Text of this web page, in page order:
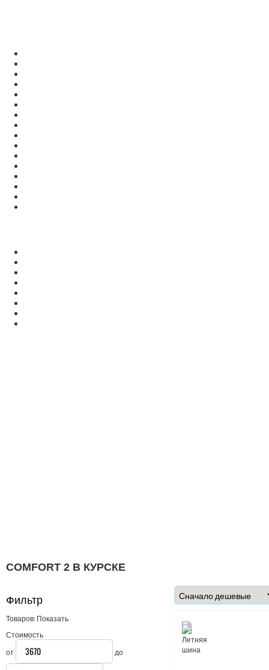
COMFORT 2 В КУРСКЕ
Фильтр
Товаров: Показать
Стоимость
от
до